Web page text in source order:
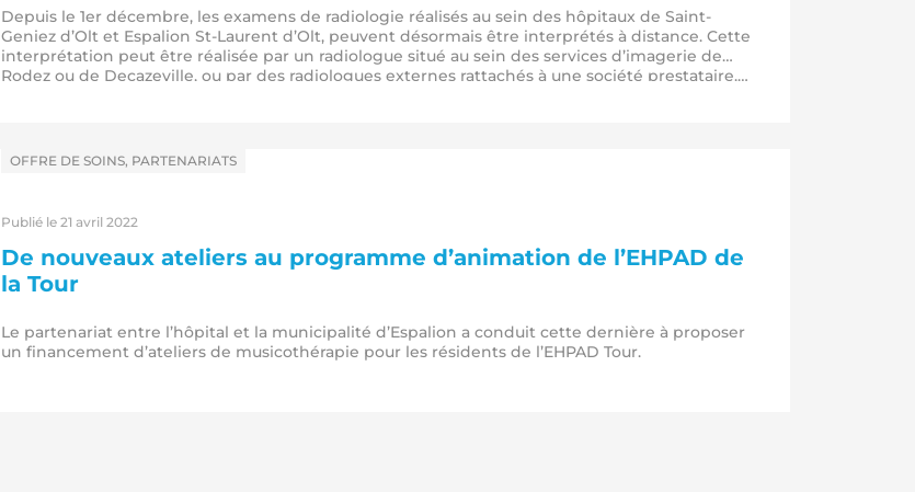
Depuis le 1er décembre, les examens de radiologie réalisés au sein des hôpitaux de Saint-
Geniez d’Olt et Espalion St-Laurent d’Olt, peuvent désormais être interprétés à distance. Cette
interprétation peut être réalisée par un radiologue situé au sein des services d’imagerie de
Rodez ou de Decazeville, ou par des radiologues externes rattachés à une société prestataire.…
De nouveaux ateliers au programme d’animation de l’EHPAD de
la Tour
Publié le 21 avril 2022
dans
OFFRE DE SOINS, PARTENARIATS
Le partenariat entre l’hôpital et la municipalité d’Espalion a conduit cette dernière à proposer
un financement d’ateliers de musicothérapie pour les résidents de l’EHPAD Tour.